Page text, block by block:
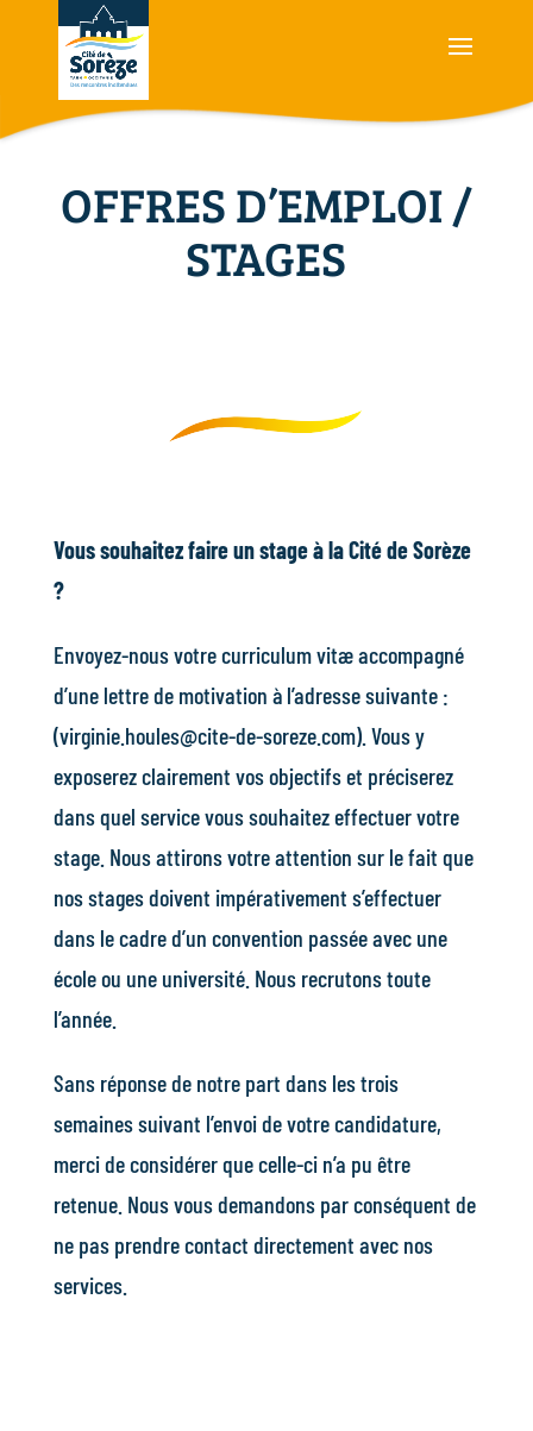
OFFRES D’EMPLOI /
STAGES
Vous souhaitez faire un stage à la Cité de Sorèze
?
Envoyez-nous votre curriculum vitæ accompagné
d’une lettre de motivation à l’adresse suivante :
(virginie.houles@cite-de-soreze.com). Vous y
exposerez clairement vos objectifs et préciserez
dans quel service vous souhaitez effectuer votre
stage. Nous attirons votre attention sur le fait que
nos stages doivent impérativement s’effectuer
dans le cadre d’un convention passée avec une
école ou une université. Nous recrutons toute
l’année.
Sans réponse de notre part dans les trois
semaines suivant l’envoi de votre candidature,
merci de considérer que celle-ci n’a pu être
retenue. Nous vous demandons par conséquent de
ne pas prendre contact directement avec nos
services.